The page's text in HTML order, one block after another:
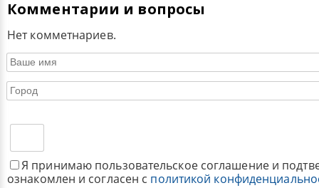
Комментарии и вопросы
Нет комметнариев.
Я принимаю пользовательское соглашение и
ознакомлен и согласен с политикой